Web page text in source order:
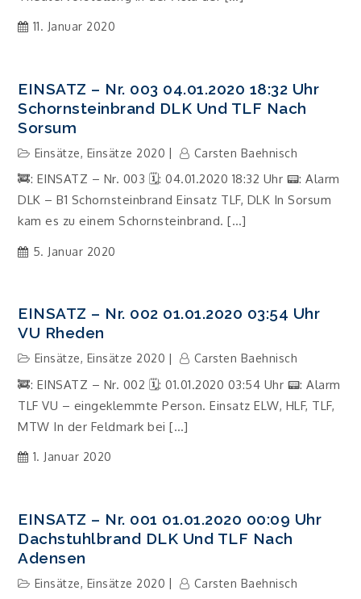
11. Januar 2020
EINSATZ – Nr. 003 04.01.2020 18:32 Uhr
Schornsteinbrand DLK Und TLF Nach
Sorsum
Einsätze, Einsätze 2020 Carsten Baehnisch
🚒: EINSATZ – Nr. 003 🗓: 04.01.2020 18:32 Uhr 📟: Alarm
DLK – B1 Schornsteinbrand Einsatz TLF, DLK In Sorsum
kam es zu einem Schornsteinbrand. […]
5. Januar 2020
EINSATZ – Nr. 002 01.01.2020 03:54 Uhr
VU Rheden
Einsätze, Einsätze 2020 Carsten Baehnisch
🚒: EINSATZ – Nr. 002 🗓: 01.01.2020 03:54 Uhr 📟: Alarm
TLF VU – eingeklemmte Person. Einsatz ELW, HLF, TLF,
MTW In der Feldmark bei […]
1. Januar 2020
EINSATZ – Nr. 001 01.01.2020 00:09 Uhr
Dachstuhlbrand DLK Und TLF Nach
Adensen
Einsätze, Einsätze 2020 Carsten Baehnisch